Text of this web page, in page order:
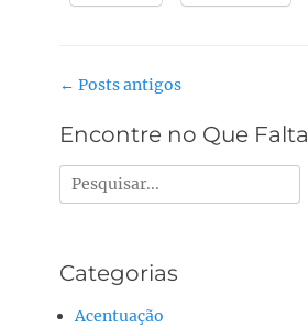
Navegação
post
← Posts antigos
Encontre no Que Falta
Pesquisar
por:
Categorias
Acentuação